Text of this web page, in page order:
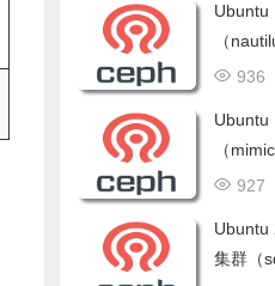
Ubuntu
（
936
Ubuntu
（mimic
927
Ubuntu
集群（